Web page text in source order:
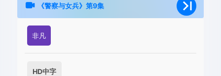
《警察与女兵》第9集
非凡
HD中字